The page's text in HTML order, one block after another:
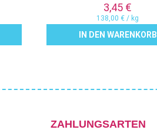
3,45 €
138,00€ / kg
IN DEN WARENKORB
ZAHLUNGSARTEN